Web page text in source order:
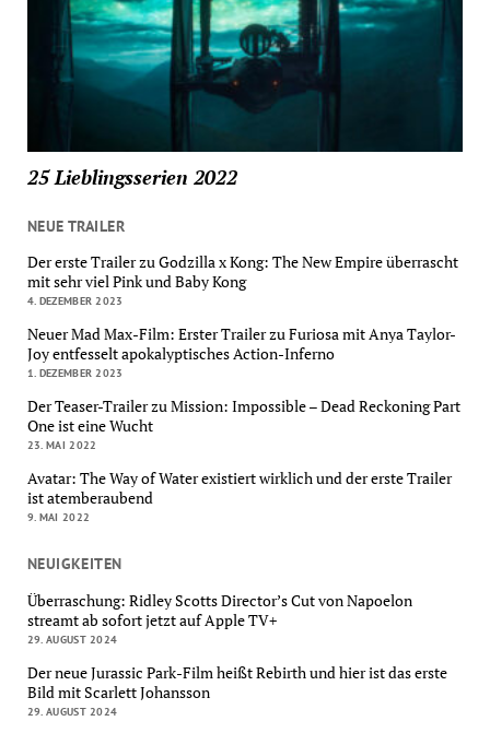
25 Lieblingsserien 2022
NEUE TRAILER
Der erste Trailer zu Godzilla x Kong: The New Empire überrascht
mit sehr viel Pink und Baby Kong
4. DEZEMBER 2023
Neuer Mad Max-Film: Erster Trailer zu Furiosa mit Anya Taylor-
Joy entfesselt apokalyptisches Action-Inferno
1. DEZEMBER 2023
Der Teaser-Trailer zu Mission: Impossible – Dead Reckoning Part
One ist eine Wucht
23. MAI 2022
Avatar: The Way of Water existiert wirklich und der erste Trailer
ist atemberaubend
9. MAI 2022
NEUIGKEITEN
Überraschung: Ridley Scotts Director’s Cut von Napoelon
streamt ab sofort jetzt auf Apple TV+
29. AUGUST 2024
Der neue Jurassic Park-Film heißt Rebirth und hier ist das erste
Bild mit Scarlett Johansson
29. AUGUST 2024